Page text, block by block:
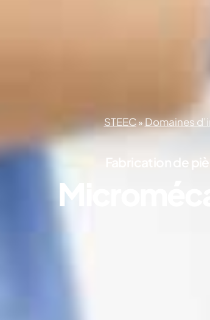
STEEC»Domaines
Fabrication de